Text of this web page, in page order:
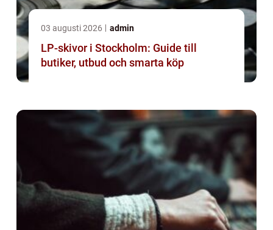
03 augusti 2026 admin
LP-skivor i Stockholm: Guide till
butiker, utbud och smarta köp